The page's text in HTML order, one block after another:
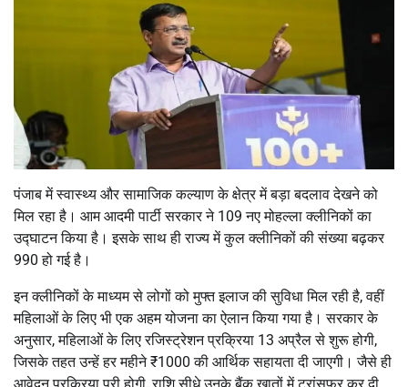
पंजाब में स्वास्थ्य और सामाजिक कल्याण के क्षेत्र में बड़ा बदलाव देखने को
मिल रहा है। आम आदमी पार्टी सरकार ने 109 नए मोहल्ला क्लीनिकों का
उद्घाटन किया है। इसके साथ ही राज्य में कुल क्लीनिकों की संख्या बढ़कर
990 हो गई है।
इन क्लीनिकों के माध्यम से लोगों को मुफ्त इलाज की सुविधा मिल रही है, वहीं
महिलाओं के लिए भी एक अहम योजना का ऐलान किया गया है। सरकार के
अनुसार, महिलाओं के लिए रजिस्ट्रेशन प्रक्रिया 13 अप्रैल से शुरू होगी,
जिसके तहत उन्हें हर महीने ₹1000 की आर्थिक सहायता दी जाएगी। जैसे ही